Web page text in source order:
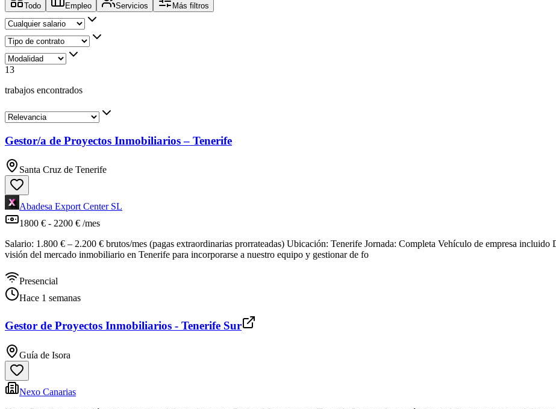
Todo Empleo Servicios Más filtros
13
trabajos encontrados
Gestor/a de Proyectos Inmobiliarios – Tenerife
Santa Cruz de Tenerife
Abadesa Export Center SL
1800 € - 2200 € /mes
Salario: 1.800 € – 2.200 € brutos/mes (pagas extraordinarias prorrateadas) Ubicación: Tenerife Jornada: Completa Vehículo de empresa
visión del mercado inmobiliario en Tenerife para incorporarse a nuestro equipo y gestionar de fo
Presencial
Hace 1 semanas
Gestor de Proyectos Inmobiliarios - Tenerife Sur
Guía de Isora
Nexo Canarias